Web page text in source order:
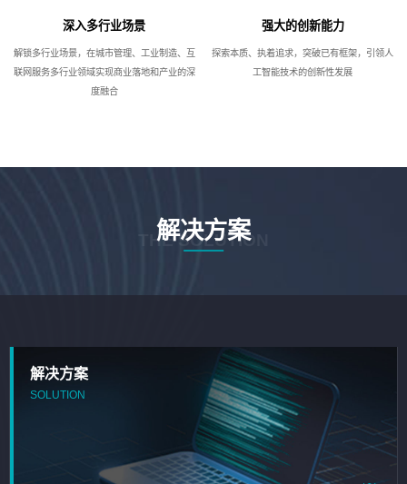
深入多行业场景
解锁多行业场景，在城市管理、工业制造、互
联网服务多行业领域实现商业落地和产业的深
度融合
强大的创新能力
探索本质、执着追求，突破已有框架，引领人
工智能技术的创新性发展
解决方案
THE SOLUTION
解决方案
SOLUTION